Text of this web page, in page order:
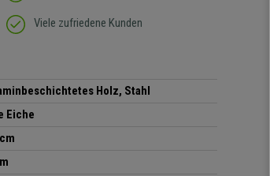
Viele zufriedene Kunden
Holz, Stahl
Eiche